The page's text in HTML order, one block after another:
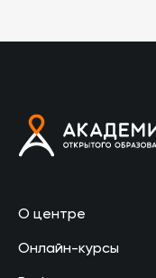
О центре
Онлайн-курсы